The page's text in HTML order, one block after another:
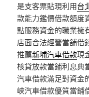
是支客票貼現利用台
款能力鑑價借款額度
點服務資金的職業擁
店面合法經營當舖借
推薦新埔汽車借款現
核貸放款當鋪利息典
汽車借款滿足對資金
峽汽車借款優質當鋪